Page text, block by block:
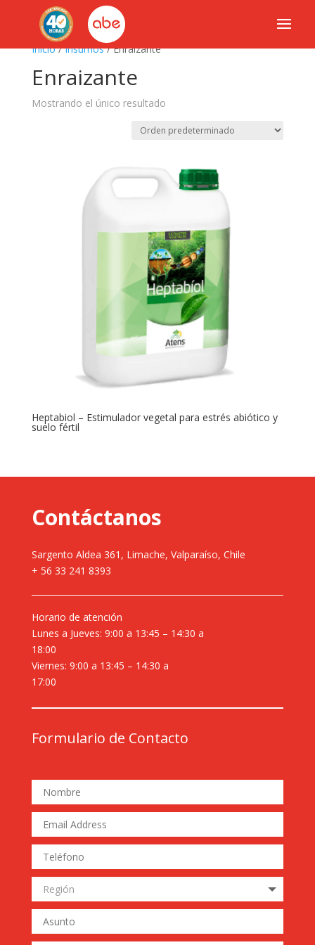
Inicio/Insumos/ Enraizante
Enraizante
Mostrando el único resultado
Heptabiol – Estimulador vegetal para estrés abiótico y
suelo fértil
Contáctanos
Sargento Aldea 361, Limache, Valparaíso, Chile
+ 56 33 241 8393
Horario de atención
Lunes a Jueves: 9:00 a 13:45 – 14:30 a
18:00
Viernes: 9:00 a 13:45 – 14:30 a
17:00
Formulario de Contacto